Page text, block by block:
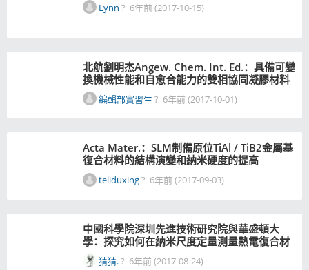
Lynn ? 6年前 (2017-10-15)
北航劉明杰Angew. Chem. Int. Ed.：具備可變
換機械性能和自愈合能力的雙相協同凝膠材料
編輯部實習生 ? 6年前 (2017-10-01)
Acta Mater.：SLM制備原位TiAl / TiB2金屬基
復合材料的結構演變和納米硬度的提高
teliduxing? 6年前 (2017-09-03)
中國科學院深圳先進技術研究院與華盛頓大
學：探究如何在納米尺度定量測量熱電復合材
料熱導
猜猜.? 6年前 (2017-08-24)